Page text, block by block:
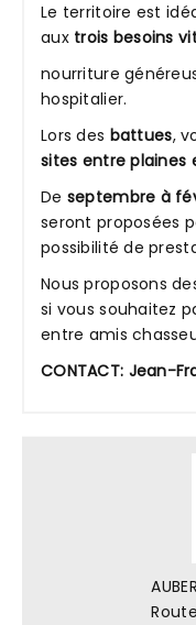
Le territoire est
aux trois besoins
nourriture
hospitalier.
Lors des battues,
sites entre plaines
De septembre à
seront proposées
possibilité de
Nous proposons
si vous souhaitez
entre amis
CONTACT: Jean-